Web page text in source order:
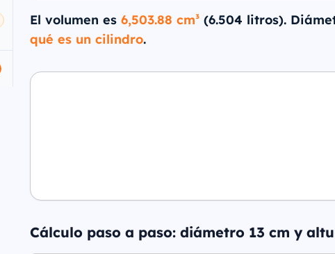
El volumen es 6,503.88 cm³ (6.504 litros).
qué es un cilindro.
Cálculo paso a paso: diámetro 13 cm y